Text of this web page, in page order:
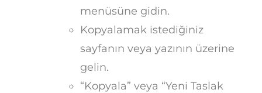
menüsüne gidin.
Kopyalamak istediğiniz
sayfanın veya yazının üzerine
gelin.
“Kopyala” veya “Yeni Taslak